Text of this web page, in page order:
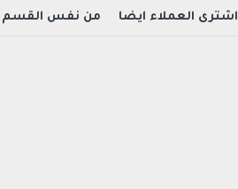
اشترى العملاء ايضاً من نفس القسم